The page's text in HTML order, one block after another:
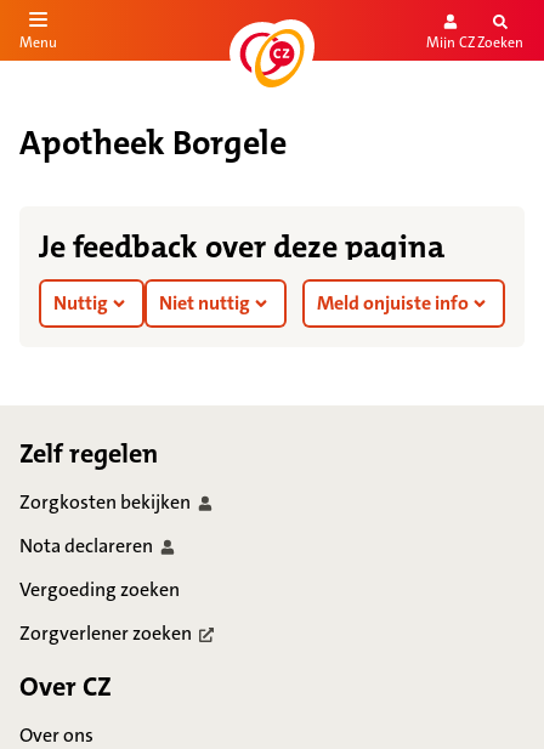
de inhoud
Menu Mijn CZZoeken
Apotheek Borgele
Je feedback over deze pagina
Nuttig Niet nuttig Meld onjuiste info
Zelf regelen
Zorgkosten bekijken
Notadeclareren
Vergoeding zoeken
Zorgverlenerzoeken
Over CZ
Over ons